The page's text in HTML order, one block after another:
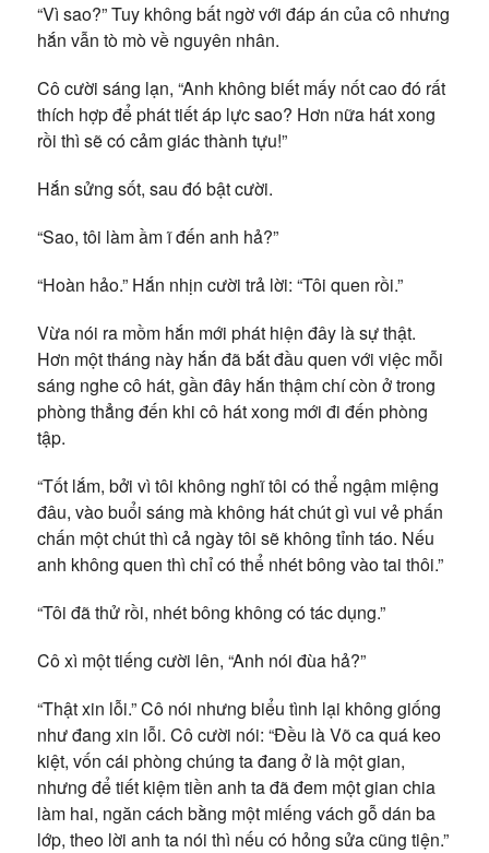
“Vì sao?” Tuy không bất ngờ với đáp án của cô nhưng
hắn vẫn tò mò về nguyên nhân.
Cô cười sáng lạn, “Anh không biết mấy nốt cao đó rất
thích hợp để phát tiết áp lực sao? Hơn nữa hát xong
rồi thì sẽ có cảm giác thành tựu!”
Hắn sửng sốt, sau đó bật cười.
“Sao, tôi làm ầm ĩ đến anh hả?”
“Hoàn hảo.” Hắn nhịn cười trả lời: “Tôi quen rồi.”
Vừa nói ra mồm hắn mới phát hiện đây là sự thật.
Hơn một tháng này hắn đã bắt đầu quen với việc mỗi
sáng nghe cô hát, gần đây hắn thậm chí còn ở trong
phòng thẳng đến khi cô hát xong mới đi đến phòng
tập.
“Tốt lắm, bởi vì tôi không nghĩ tôi có thể ngậm miệng
đâu, vào buổi sáng mà không hát chút gì vui vẻ phấn
chấn một chút thì cả ngày tôi sẽ không tỉnh táo. Nếu
anh không quen thì chỉ có thể nhét bông vào tai thôi.”
“Tôi đã thử rồi, nhét bông không có tác dụng.”
Cô xì một tiếng cười lên, “Anh nói đùa hả?”
“Thật xin lỗi.” Cô nói nhưng biểu tình lại không giống
như đang xin lỗi. Cô cười nói: “Đều là Võ ca quá keo
kiệt, vốn cái phòng chúng ta đang ở là một gian,
nhưng để tiết kiệm tiền anh ta đã đem một gian chia
làm hai, ngăn cách bằng một miếng vách gỗ dán ba
lớp, theo lời anh ta nói thì nếu có hỏng sửa cũng tiện.”